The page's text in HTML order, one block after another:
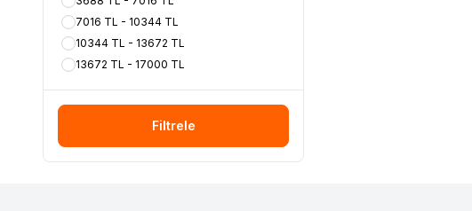
7016 TL - 10344 TL
10344 TL - 13672 TL
13672 TL - 17000 TL
Filtrele